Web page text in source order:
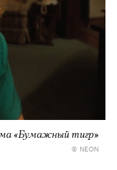
«Бумажный тигр»
© NEON